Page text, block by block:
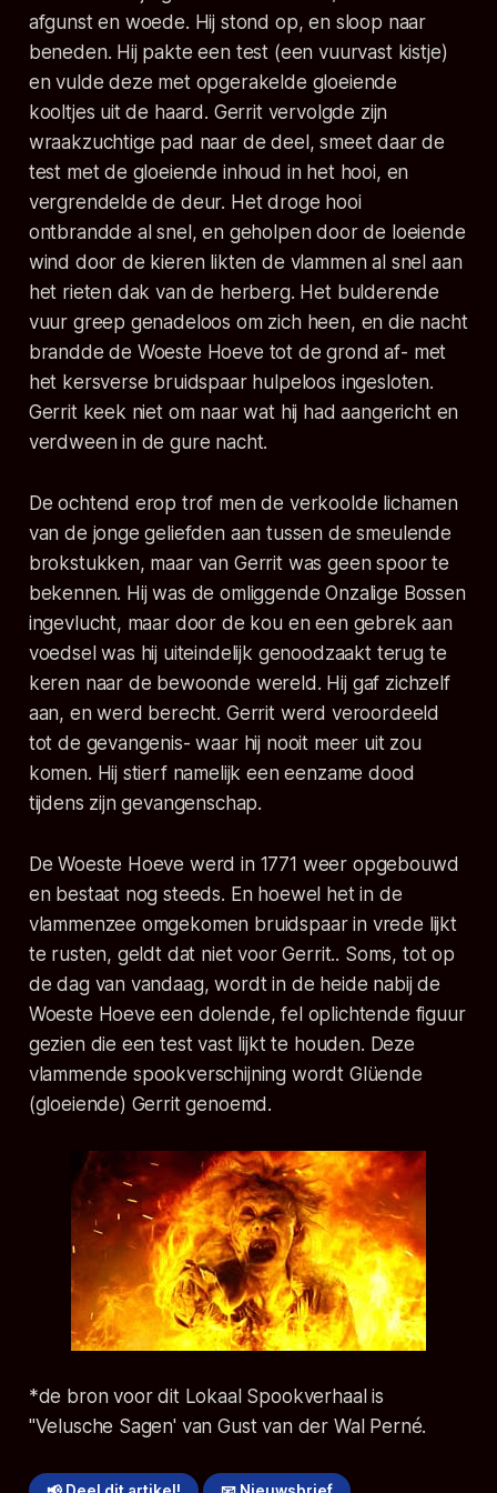
afgunst en woede. Hij stond op, en sloop naar
beneden. Hij pakte een test (een vuurvast kistje)
en vulde deze met opgerakelde gloeiende
kooltjes uit de haard. Gerrit vervolgde zijn
wraakzuchtige pad naar de deel, smeet daar de
test met de gloeiende inhoud in het hooi, en
vergrendelde de deur. Het droge hooi
ontbrandde al snel, en geholpen door de loeiende
wind door de kieren likten de vlammen al snel aan
het rieten dak van de herberg. Het bulderende
vuur greep genadeloos om zich heen, en die nacht
brandde de Woeste Hoeve tot de grond af- met
het kersverse bruidspaar hulpeloos ingesloten.
Gerrit keek niet om naar wat hij had aangericht en
verdween in de gure nacht.
De ochtend erop trof men de verkoolde lichamen
van de jonge geliefden aan tussen de smeulende
brokstukken, maar van Gerrit was geen spoor te
bekennen. Hij was de omliggende Onzalige Bossen
ingevlucht, maar door de kou en een gebrek aan
voedsel was hij uiteindelijk genoodzaakt terug te
keren naar de bewoonde wereld. Hij gaf zichzelf
aan, en werd berecht. Gerrit werd veroordeeld
tot de gevangenis- waar hij nooit meer uit zou
komen. Hij stierf namelijk een eenzame dood
tijdens zijn gevangenschap.
De Woeste Hoeve werd in 1771 weer opgebouwd
en bestaat nog steeds. En hoewel het in de
vlammenzee omgekomen bruidspaar in vrede lijkt
te rusten, geldt dat niet voor Gerrit.. Soms, tot op
de dag van vandaag, wordt in de heide nabij de
Woeste Hoeve een dolende, fel oplichtende figuur
gezien die een test vast lijkt te houden. Deze
vlammende spookverschijning wordt Glüende
(gloeiende) Gerrit genoemd.
*de bron voor dit Lokaal Spookverhaal is
"Velusche Sagen' van Gust van der Wal Perné.